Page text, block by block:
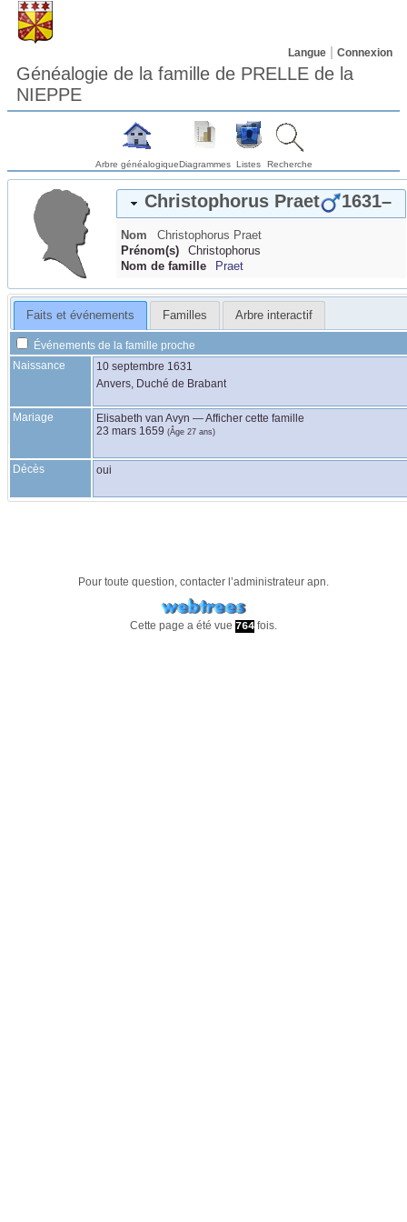
Langue Connexion
Généalogie de la famille de PRELLE de la
NIEPPE
Arbre généalogiqueDiagrammes Listes Recherche
Christophorus Praet 1631–
Nom Christophorus Praet
Prénom(s)
Christophorus
Nom de famille
Praet
Faits et événements Familles Arbre interactif
Événements de la famille proche
Naissance
10 septembre 1631
Anvers, Duché de Brabant
Mariage Elisabeth van Avyn —Afficher cette famille
23 mars 1659 (Âge 27 ans)
Décès oui
Pour toute question, contacter l’administrateur apn.
Cette page a été vue 764 fois.